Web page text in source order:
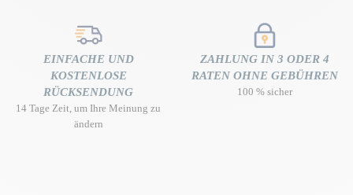
EINFACHE UND
KOSTENLOSE
RÜCKSENDUNG
14 Tage Zeit, um Ihre Meinung zu
ändern
ZAHLUNG IN 3 ODER 4
RATEN OHNE GEBÜHREN
100 % sicher